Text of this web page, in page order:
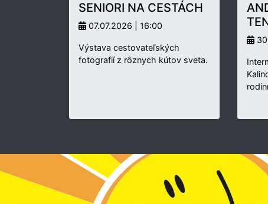
SENIORI NA CESTÁCH
07.07.2026 | 16:00
Výstava cestovateľských
fotografií z rôznych kútov sveta.